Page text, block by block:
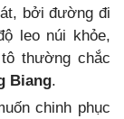
bởi đường đi
leo núi khỏe,
thường chắc
Biang.
chinh phục